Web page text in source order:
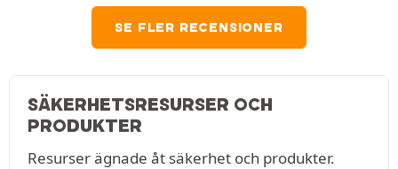
SE FLER RECENSIONER
SÄKERHETSRESURSER OCH
PRODUKTER
Resurser ägnade åt säkerhet och produkter.